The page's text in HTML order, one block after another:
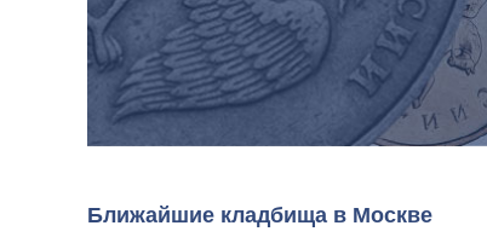
Ближайшие кладбища в Москве